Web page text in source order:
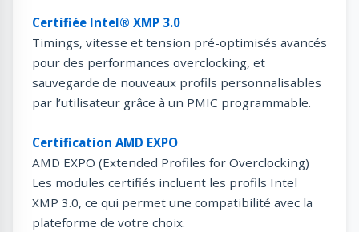
Certifiée Intel® XMP 3.0
Timings, vitesse et tension pré-optimisés avancés
pour des performances overclocking, et
sauvegarde de nouveaux profils personnalisables
par l’utilisateur grâce à un PMIC programmable.
Certification AMD EXPO
AMD EXPO (Extended Profiles for Overclocking)
Les modules certifiés incluent les profils Intel
XMP 3.0, ce qui permet une compatibilité avec la
plateforme de votre choix.